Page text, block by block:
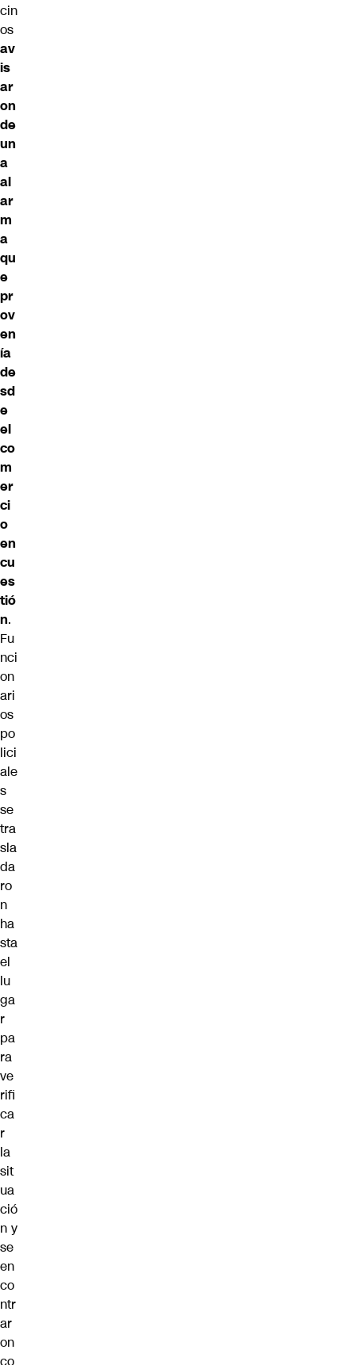
cin
os
av
is
ar
on
de
un
a
al
ar
m
a
qu
e
pr
ov
en
ía
de
sd
e
el
co
m
er
ci
o
en
cu
es
tió
n.
Fu
nci
on
ari
os
po
lici
ale
s
se
tra
sla
da
ro
n
ha
sta
el
lu
ga
r
pa
ra
ve
rifi
ca
r
la
sit
ua
ció
n y
se
en
co
ntr
ar
on